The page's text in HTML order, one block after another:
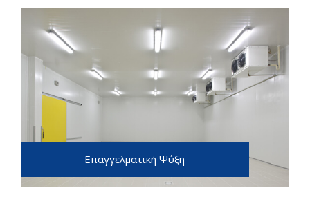
Επαγγελματική Ψύξη